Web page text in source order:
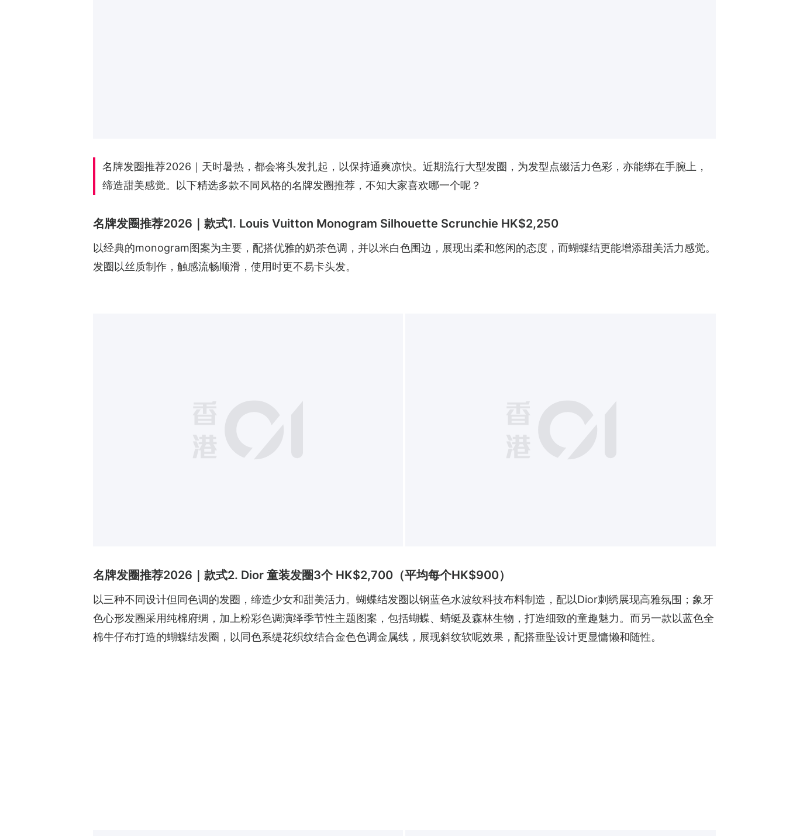
名牌发圈推荐2026｜天时暑热，都会将头发扎起，以保持通爽凉快。近期流行大型发圈，为发型点缀活力色彩，亦能绑在手腕上，
缔造甜美感觉。以下精选多款不同风格的名牌发圈推荐，不知大家喜欢哪一个呢？
名牌发圈推荐2026｜款式1. Louis Vuitton Monogram Silhouette Scrunchie HK$2,250
以经典的monogram图案为主要，配搭优雅的奶茶色调，并以米白色围边，展现出柔和悠闲的态度，而蝴蝶结更能增添甜美活力感觉。
发圈以丝质制作，触感流畅顺滑，使用时更不易卡头发。
名牌发圈推荐2026｜款式2. Dior 童装发圈3个 HK$2,700（平均每个HK$900）
以三种不同设计但同色调的发圈，缔造少女和甜美活力。蝴蝶结发圈以钢蓝色水波纹科技布料制造，配以Dior刺绣展现高雅氛围；象牙
色心形发圈采用纯棉府绸，加上粉彩色调演绎季节性主题图案，包括蝴蝶、蜻蜓及森林生物，打造细致的童趣魅力。而另一款以蓝色全
棉牛仔布打造的蝴蝶结发圈，以同色系缇花织纹结合金色色调金属线，展现斜纹软呢效果，配搭垂坠设计更显慵懒和随性。